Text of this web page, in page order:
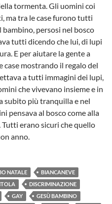
tormenta. Gli uomini coi
ma tra le case furono tutti
persosi nel bosco
tutti dicendo che lui, di lupi
E per aiutare la gente a
case mostrando il regalo del
a tutti immagini dei lupi,
che vivevano insieme e in
subito più tranquilla e nel
pensava al bosco come alla
Tutti erano sicuri che quello
anno.
NATALE
BIANCANEVE
DISCRIMINAZIONE
GAY
GESÙ BAMBINO